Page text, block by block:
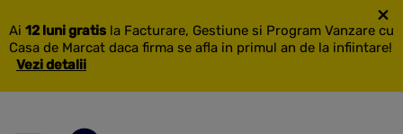
Ai 12 luni gratis la Facturare, Gestiune si Program Vanzare cu
Casa de Marcat daca firma se afla in primul an de la infiintare!
Vezi detalii
×